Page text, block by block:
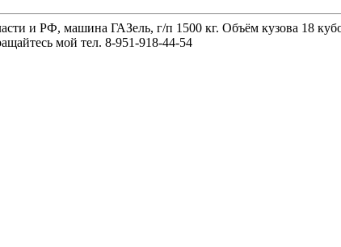
и РФ, машина ГАЗель, г/п 1500 кг. Объём кузова 18
мой тел. 8-951-918-44-54